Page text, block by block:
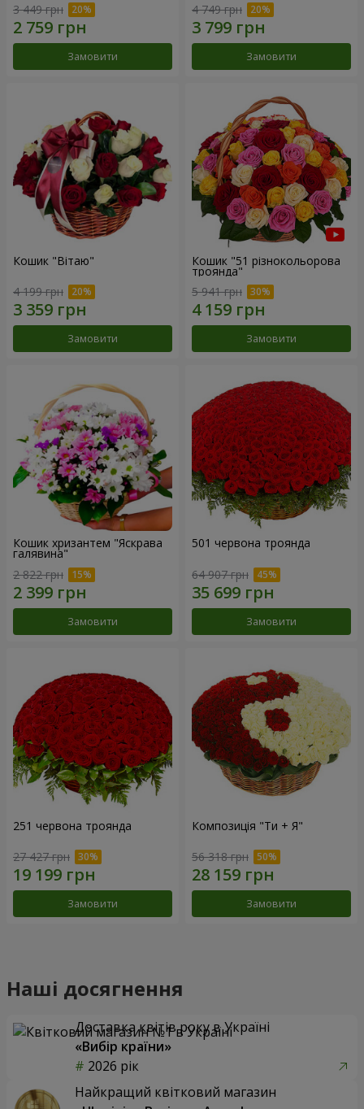
3 449 грн
Замовити
4 749 грн
Замовити
Кошик "Вітаю"
4 199 грн
Замовити
Кошик "51 різнокольорова
троянда"
5 941 грн
Замовити
Кошик хризантем "Яскрава
галявина"
2 822 грн
Замовити
501 червона троянда
64 907 грн
Замовити
251 червона троянда
27 427 грн
Замовити
Композиція "Ти + Я"
56 318 грн
Замовити
Наші досягнення
Доставка квітів року в Україні
«Вибір країни»
2026 рік
Найкращий квітковий магазин